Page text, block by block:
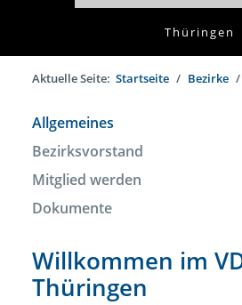
Thüringen
Aktuelle Seite: Startseite Bezirke
Allgemeines
Bezirksvorstand
Mitglied werden
Dokumente
Willkommen im
Thüringen